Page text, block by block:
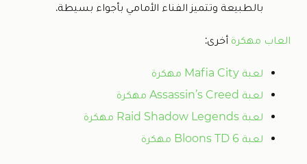
بالطبيعة وتتميز الفناء الأمامي بأجواء بسيطة.
العاب مهكرة أخرى:
لعبة Mafia City مهكرة
لعبة Assassin’s Creed مهكرة
لعبة Raid Shadow Legends مهكرة
لعبة Bloons TD 6 مهكرة